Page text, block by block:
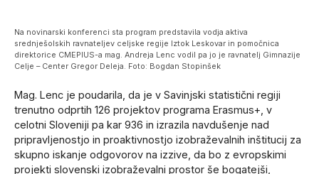
Na novinarski konferenci sta program predstavila vodja aktiva
srednješolskih ravnateljev celjske regije Iztok Leskovar in pomočnica
direktorice CMEPIUS-a mag. Andreja Lenc vodil pa jo je ravnatelj Gimnazije
Celje – Center Gregor Deleja. Foto: Bogdan Stopinšek
Mag. Lenc je poudarila, da je v Savinjski statistični regiji
trenutno odprtih 126 projektov programa Erasmus+, v
celotni Sloveniji pa kar 936 in izrazila navdušenje nad
pripravljenostjo in proaktivnostjo izobraževalnih inštitucij za
skupno iskanje odgovorov na izzive, da bo z evropskimi
projekti slovenski izobraževalni prostor še bogatejši,